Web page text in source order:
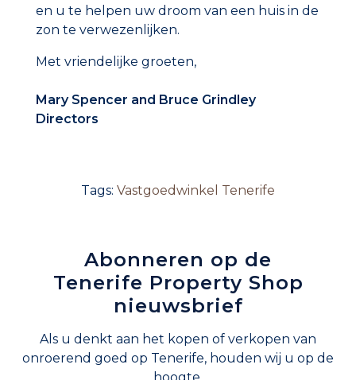
en u te helpen uw droom van een huis in de
zon te verwezenlijken.
Met vriendelijke groeten,
Mary Spencer and Bruce Grindley
Directors
Tags: Vastgoedwinkel Tenerife
Abonneren op de
Tenerife Property Shop
nieuwsbrief
Als u denkt aan het kopen of verkopen van
onroerend goed op Tenerife, houden wij u op de